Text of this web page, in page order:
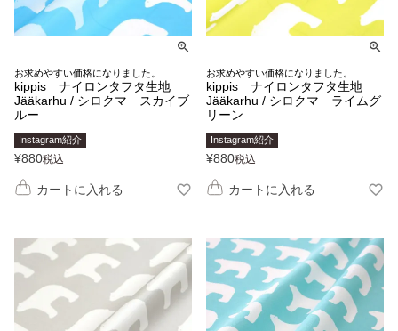
お求めやすい価格になりました。
kippis ナイロンタフタ生地
Jääkarhu / シロクマ スカイブ
ルー
Instagram紹介
¥880税込
カートに入れる
お求めやすい価格になりました。
kippis ナイロンタフタ生地
Jääkarhu / シロクマ ライムグ
リーン
Instagram紹介
¥880税込
カートに入れる